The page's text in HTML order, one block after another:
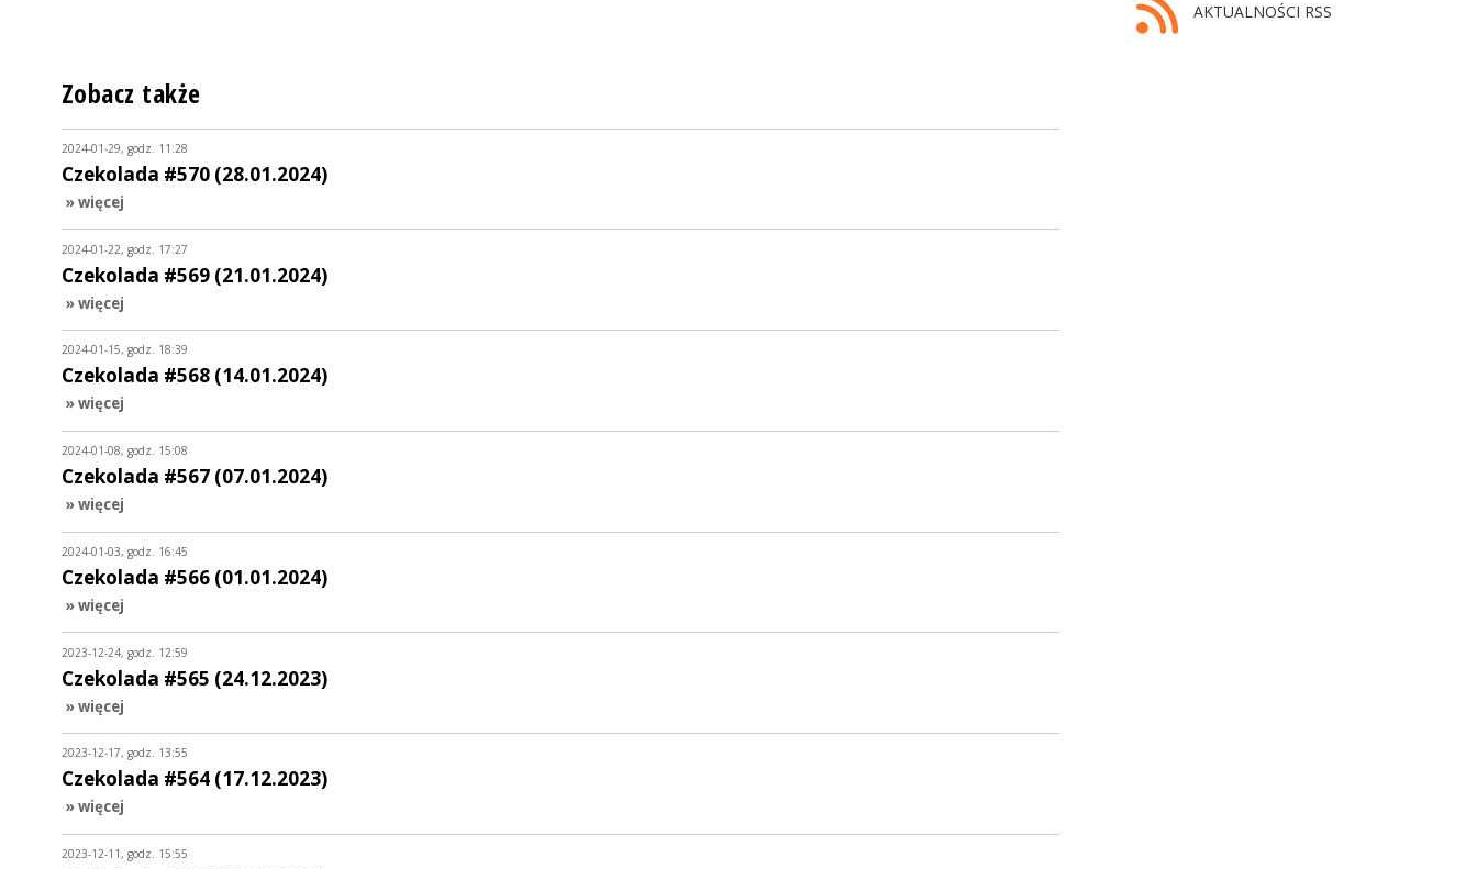
AKTUALNOŚCI RSS
Zobacz także
2024-01-29, godz. 11:28
Czekolada #570 (28.01.2024)
» więcej
2024-01-22, godz. 17:27
Czekolada #569 (21.01.2024)
» więcej
2024-01-15, godz. 18:39
Czekolada #568 (14.01.2024)
» więcej
2024-01-08, godz. 15:08
Czekolada #567 (07.01.2024)
» więcej
2024-01-03, godz. 16:45
Czekolada #566 (01.01.2024)
» więcej
2023-12-24, godz. 12:59
Czekolada #565 (24.12.2023)
» więcej
2023-12-17, godz. 13:55
Czekolada #564 (17.12.2023)
» więcej
2023-12-11, godz. 15:55